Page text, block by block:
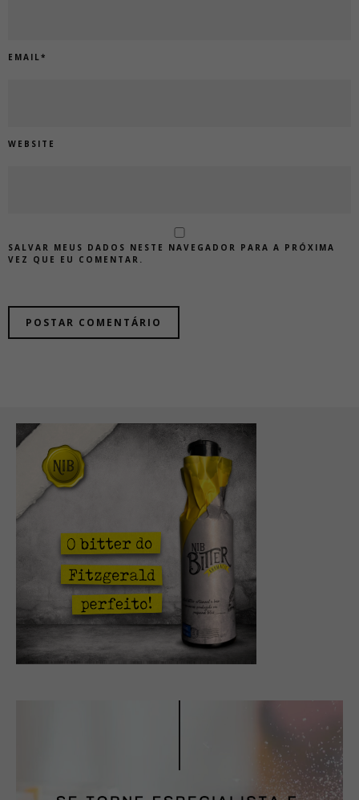
EMAIL*
WEBSITE
SALVAR MEUS DADOS NESTE NAVEGADOR PARA A PRÓXIMA
VEZ QUE EU COMENTAR.